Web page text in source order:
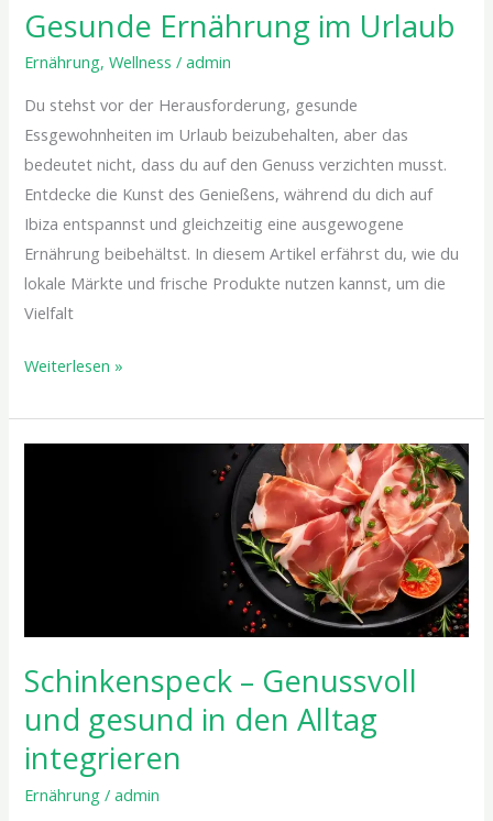
Gesunde Ernährung im Urlaub
Ernährung,Wellness /admin
Du stehst vor der Herausforderung, gesunde
Essgewohnheiten im Urlaub beizubehalten, aber das
bedeutet nicht, dass du auf den Genuss verzichten musst.
Entdecke die Kunst des Genießens, während du dich auf
Ibiza entspannst und gleichzeitig eine ausgewogene
Ernährung beibehältst. In diesem Artikel erfährst du, wie du
lokale Märkte und frische Produkte nutzen kannst, um die
Vielfalt
Weiterlesen »
Schinkenspeck – Genussvoll
und gesund in den Alltag
integrieren
Ernährung /admin
den
Alltag
integrieren